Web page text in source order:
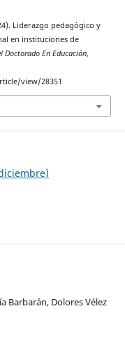
Liderazgo pedagógico y
en instituciones de
Doctorado En Educación,
view/28351
Barbarán, Dolores Vélez